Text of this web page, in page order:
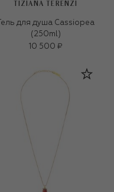
TIZIANA TERENZI
Гель для душа Cassiopea
(250ml)
10 500 ₽